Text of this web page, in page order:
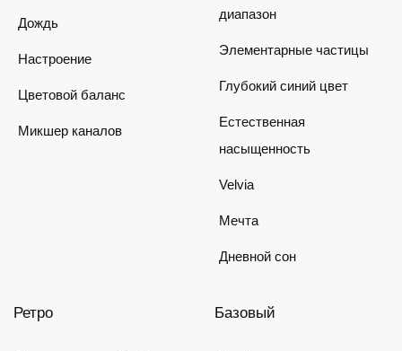
Дождь
Настроение
Цветовой баланс
Микшер каналов
диапазон
Элементарные частицы
Глубокий синий цвет
Естественная
насыщенность
Velvia
Мечта
Дневной сон
Ретро Базовый